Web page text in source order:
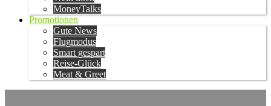
MoneyTalks
Promotionen
Gute News
Flugmodus
Smart gespart
Reise-Glück
Meat & Greet